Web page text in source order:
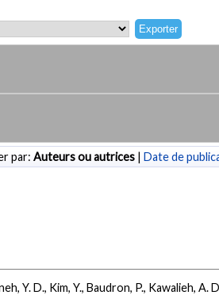
par: Auteurs ou autrices | Date de
Y. D., Kim, Y., Baudron, P., Kawalieh, A.